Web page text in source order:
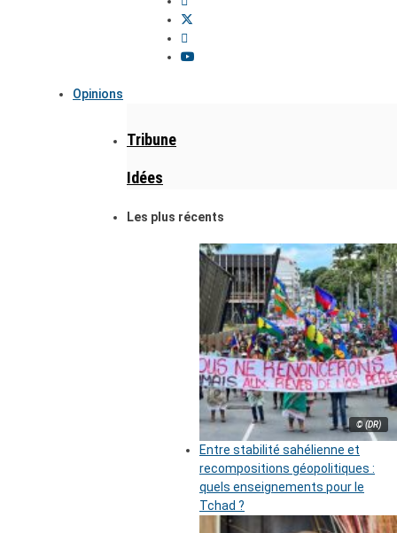
Opinions
Tribune
Idées
Les plus récents
© (DR)
Entre stabilité sahélienne et
recompositions géopolitiques :
quels enseignements pour le
Tchad ?